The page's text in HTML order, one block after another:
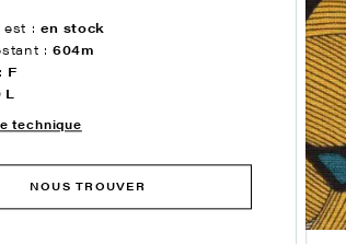
est : en stock
:604m
F
technique
NOUS TROUVER